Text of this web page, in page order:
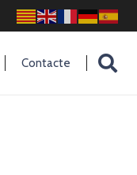
Contacte